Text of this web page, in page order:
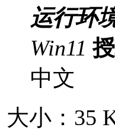
运行环
Win11
中文
大小：35